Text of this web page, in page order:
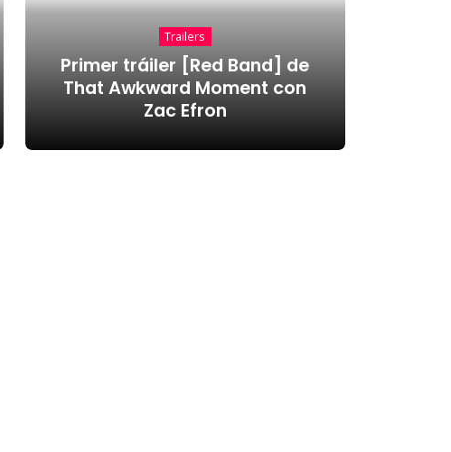
Trailers
Primer tráiler [Red Band] de
That Awkward Moment con
Zac Efron